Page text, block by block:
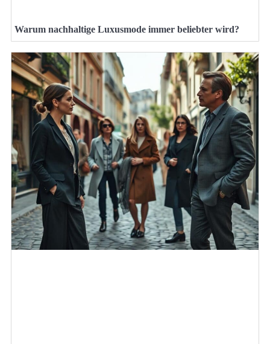
Warum nachhaltige Luxusmode immer beliebter wird?